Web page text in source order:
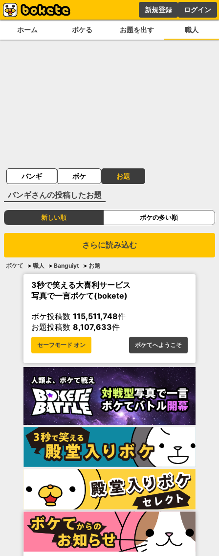
新規登録 ログイン
ホーム ボケる お題を出す 職人
バンギ ボケ お題
バンギさんの投稿したお題
新しい順 ボケの多い順
さらに読み込む
ボケて > 職人 > Banguiyt > お題
3秒で笑える大喜利サービス
写真で一言ボケて(bokete)
ボケ投稿数 115,511,748件
お題投稿数 8,107,633件
セーフモード オン ボケてへようこそ